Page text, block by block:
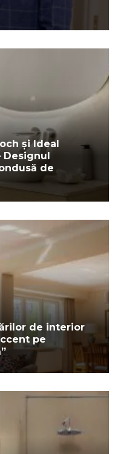
și Ideal
de
de interior
pe